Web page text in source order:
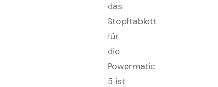
das
Stopftablett
für
die
Powermatic
5 ist